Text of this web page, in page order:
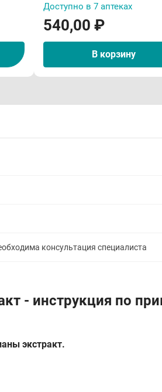
Доступно в 7 аптеках
540,00 ₽
В корзину
консультация специалиста
- инструкция по
экстракт.